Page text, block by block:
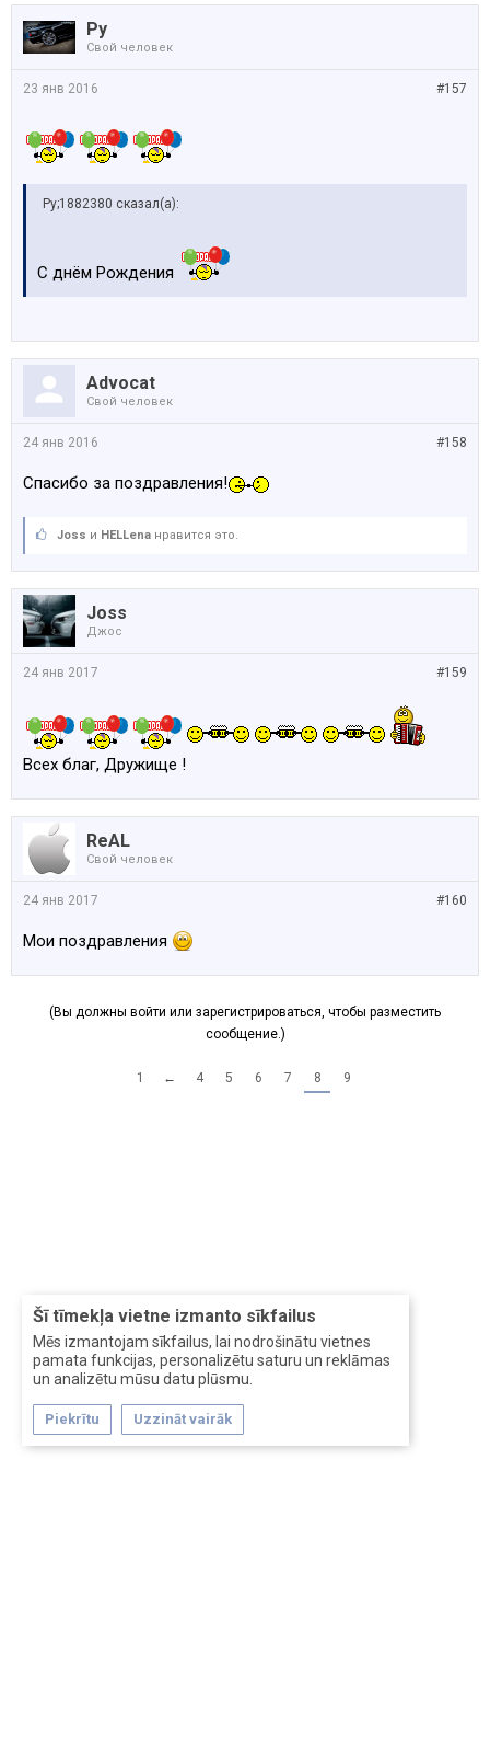
Šī tīmekļa vietne izmanto sīkfailus
Mēs izmantojam sīkfailus, lai nodrošinātu vietnes
pamata funkcijas, personalizētu saturu un reklāmas
un analizētu mūsu datu plūsmu.
Piekrītu Uzzināt vairāk
Ру
Свой человек
#157
23 янв 2016
Ру;1882380 сказал(а):
С днём Рождения
Advocat
Свой человек
#158
24 янв 2016
Спасибо за поздравления!
Joss и HELLena нравится это.
Joss
Джос
#159
24 янв 2017
Всех благ, Дружище !
ReAL
Свой человек
#160
24 янв 2017
Мои поздравления
(Вы должны войти или зарегистрироваться, чтобы разместить
сообщение.)
1 ← 4 5 6 7 8 9